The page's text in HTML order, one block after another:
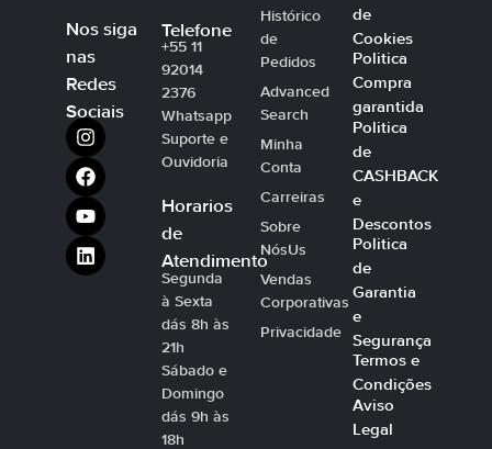
Nos siga
nas
Redes
Sociais
Telefone
+55 11
92014
2376
Whatsapp
Suporte e
Ouvidoria
Horarios
de
Atendimento
Segunda
à Sexta
dás 8h às
21h
Sábado e
Domingo
dás 9h às
18h
Histórico
de
Pedidos
Advanced
Search
Minha
Conta
Carreiras
Sobre
NósUs
Vendas
Corporativas
Privacidade
de
Cookies
Politica
Compra
garantida
Politica
de
CASHBACK
e
Descontos
Politica
de
Garantia
e
Segurança
Termos e
Condições
Aviso
Legal